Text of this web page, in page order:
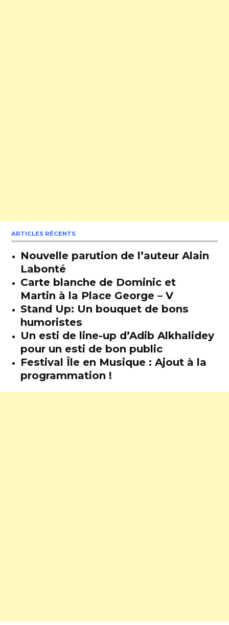
ARTICLES RÉCENTS
Nouvelle parution de l’auteur Alain
Labonté
Carte blanche de Dominic et
Martin à la Place George – V
Stand Up: Un bouquet de bons
humoristes
Un esti de line-up d’Adib Alkhalidey
pour un esti de bon public
Festival Île en Musique : Ajout à la
programmation !